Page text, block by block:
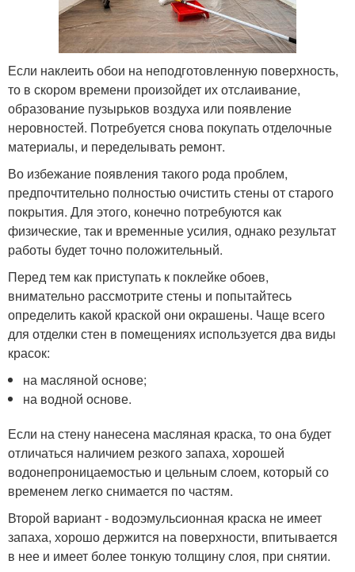
Если наклеить обои на неподготовленную поверхность,
то в скором времени произойдет их отслаивание,
образование пузырьков воздуха или появление
неровностей. Потребуется снова покупать отделочные
материалы, и переделывать ремонт.
Во избежание появления такого рода проблем,
предпочтительно полностью очистить стены от старого
покрытия. Для этого, конечно потребуются как
физические, так и временные усилия, однако результат
работы будет точно положительный.
Перед тем как приступать к поклейке обоев,
внимательно рассмотрите стены и попытайтесь
определить какой краской они окрашены. Чаще всего
для отделки стен в помещениях используется два виды
красок:
на масляной основе;
на водной основе.
Если на стену нанесена масляная краска, то она будет
отличаться наличием резкого запаха, хорошей
водонепроницаемостью и цельным слоем, который со
временем легко снимается по частям.
Второй вариант - водоэмульсионная краска не имеет
запаха, хорошо держится на поверхности, впитывается
в нее и имеет более тонкую толщину слоя, при снятии.